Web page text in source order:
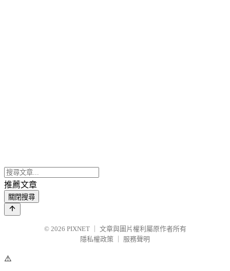
推薦文章
關閉搜尋
© 2026 PIXNET
文章與圖片權利屬原作者所有
隱私權政策
服務聲明
⚠️